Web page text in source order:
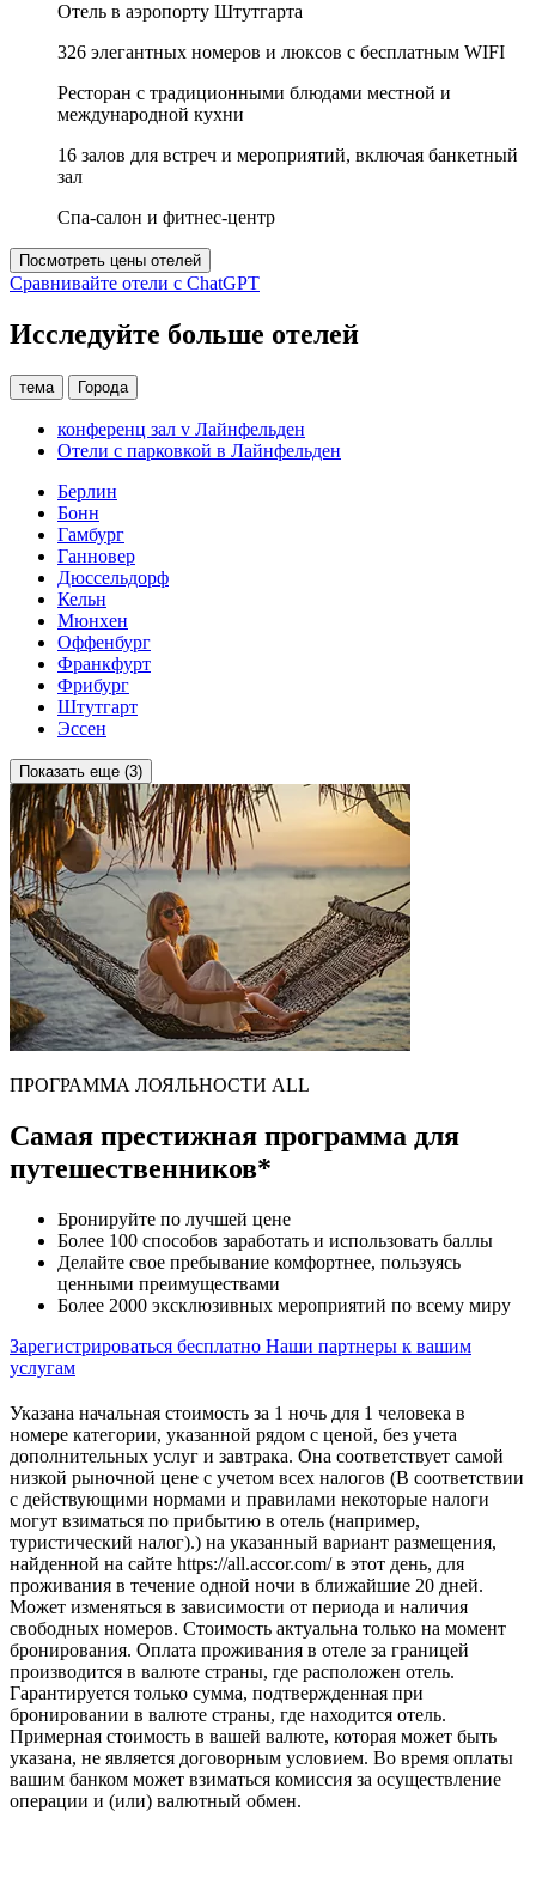
Отель в аэропорту Штутгарта
326 элегантных номеров и люксов с бесплатным WIFI
Ресторан с традиционными блюдами местной и
международной кухни
16 залов для встреч и мероприятий, включая банкетный
зал
Спа-салон и фитнес-центр
Посмотреть цены отелей
Сравнивайте отели с ChatGPT
Исследуйте больше отелей
тема Города
конференц зал v Лайнфельден
Отели с парковкой в Лайнфельден
Берлин
Бонн
Гамбург
Ганновер
Дюссельдорф
Кельн
Мюнхен
Оффенбург
Франкфурт
Фрибург
Штутгарт
Эссен
Показать еще (3)
ПРОГРАММА ЛОЯЛЬНОСТИ ALL
Самая престижная программа для
путешественников*
Бронируйте по лучшей цене
Более 100 способов заработать и использовать баллы
Делайте свое пребывание комфортнее, пользуясь
ценными преимуществами
Более 2000 эксклюзивных мероприятий по всему миру
Зарегистрироваться бесплатно Наши партнеры к вашим
услугам
Указана начальная стоимость за 1 ночь для 1 человека в
номере категории, указанной рядом с ценой, без учета
дополнительных услуг и завтрака. Она соответствует самой
низкой рыночной цене с учетом всех налогов (В соответствии
с действующими нормами и правилами некоторые налоги
могут взиматься по прибытию в отель (например,
туристический налог).) на указанный вариант размещения,
найденной на сайте https://all.accor.com/ в этот день, для
проживания в течение одной ночи в ближайшие 20 дней.
Может изменяться в зависимости от периода и наличия
свободных номеров. Стоимость актуальна только на момент
бронирования. Оплата проживания в отеле за границей
производится в валюте страны, где расположен отель.
Гарантируется только сумма, подтвержденная при
бронировании в валюте страны, где находится отель.
Примерная стоимость в вашей валюте, которая может быть
указана, не является договорным условием. Во время оплаты
вашим банком может взиматься комиссия за осуществление
операции и (или) валютный обмен.